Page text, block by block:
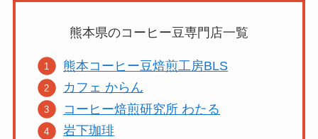
熊本県のコーヒー豆専門店一覧
熊本コーヒー豆焙煎工房BLS
カフェ からん
コーヒー焙煎研究所 わたる
岩下珈琲